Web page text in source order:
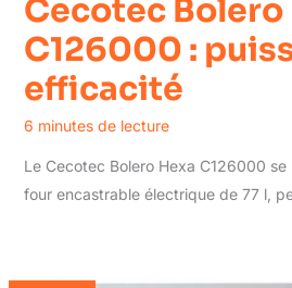
Cecotec Bolero
C126000 :
efficacité
6 minutes de lecture
Le Cecotec Bolero Hexa C126000
four encastrable électrique de 77 l,